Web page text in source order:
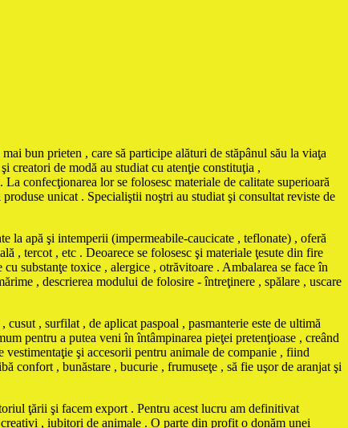
bun prieten , care să participe alături de stăpânul său la viaţa
creatori de modă au studiat cu atenţie constituţia ,
confecţionarea lor se folosesc materiale de calitate superioară
unicat . Specialiştii noştri au studiat şi consultat reviste de
apă şi intemperii (impermeabile-caucicate , teflonate) , oferă
, tercot , etc . Deoarece se folosesc şi materiale ţesute din fire
substanţe toxice , alergice , otrăvitoare . Ambalarea se face în
, descrierea modului de folosire - întreţinere , spălare , uscare
, surfilat , de aplicat paspoal , pasmanterie este de ultimă
pentru a putea veni în întâmpinarea pieţei pretenţioase , creând
şi accesorii pentru animale de companie , fiind
confort , bunăstare , bucurie , frumuseţe , să fie uşor de aranjat şi
ţării şi facem export . Pentru acest lucru am definitivat
, iubitori de animale . O parte din profit o donăm unei